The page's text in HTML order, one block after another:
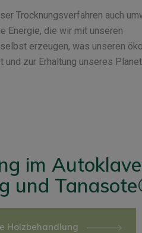
Trocknungsverfahren auch
Energie, die wir mit unseren
erzeugen, was unseren
und zur Erhaltung unseres
im
und
Holzbehandlung